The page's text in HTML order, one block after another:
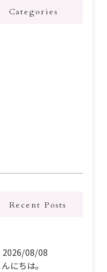
Categories
Recent Posts
2026/08/08
にちは。